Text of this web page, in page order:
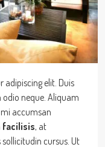
adipiscing elit. Duis
odio neque. Aliquam
accumsan
facilisis, at
cursus. Ut